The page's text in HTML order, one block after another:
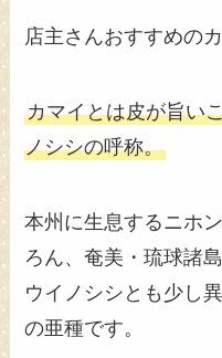
店主さんおすすめの
カマイとは皮が旨い
ノシシの呼称。
本州に生息するニホ
ろん、奄美・琉球諸
ウイノシシとも少し
の亜種です。